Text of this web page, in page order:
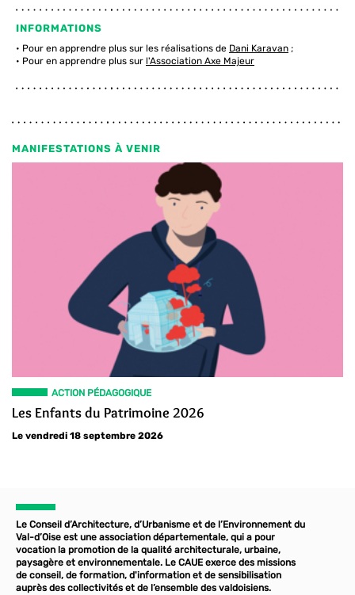
INFORMATIONS
Pour en apprendre plus sur les réalisations de Dani Karavan ;
Pour en apprendre plus sur l'Association Axe Majeur
MANIFESTATIONS À VENIR
ACTION PÉDAGOGIQUE
Les Enfants du Patrimoine 2026
Le vendredi 18 septembre 2026
Le Conseil d’Architecture, d’Urbanisme et de l’Environnement du
Val-d’Oise est une association départementale, qui a pour
vocation la promotion de la qualité architecturale, urbaine,
paysagère et environnementale. Le CAUE exerce des missions
de conseil, de formation, d'information et de sensibilisation
auprès des collectivités et de l’ensemble des valdoisiens.